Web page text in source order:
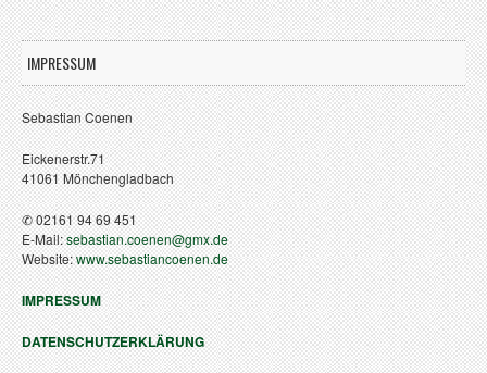
IMPRESSUM
Sebastian Coenen
Eickenerstr.71
41061 Mönchengladbach
✆ 02161 94 69 451
E-Mail:sebastian.coenen@gmx.de
Website:www.sebastiancoenen.de
IMPRESSUM
DATENSCHUTZERKLÄRUNG